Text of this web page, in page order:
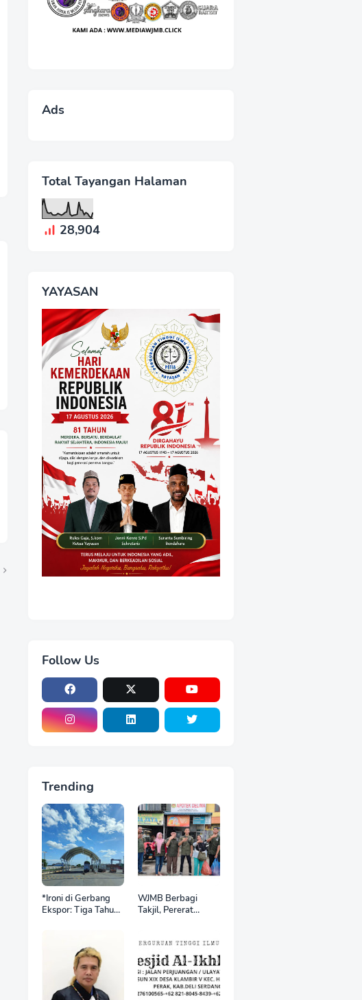
Ads
Total Tayangan Halaman
28,904
YAYASAN
Follow Us
Trending
*Ironi di Gerbang
Ekspor: Tiga Tahun
Sektor Internasional
Justru Anjlok di
Bawah Sektor
Domestik*
WJMB Berbagi
Takjil, Pererat